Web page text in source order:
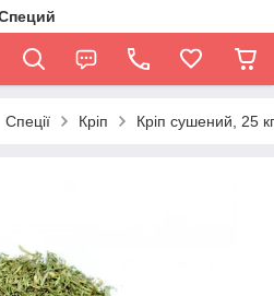
Спеції Кріп Кріп сушений, 25 кг